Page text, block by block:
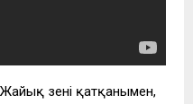
өзені қатқанымен,